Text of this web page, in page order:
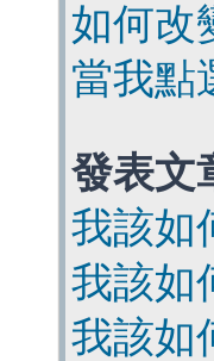
如何改
當我點
發表文
我該如
我該如
我該如